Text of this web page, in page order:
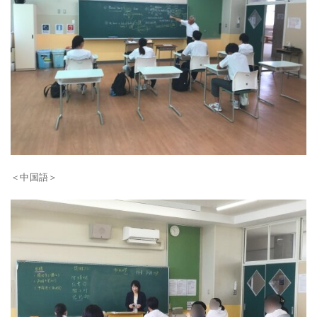
＜中国語＞